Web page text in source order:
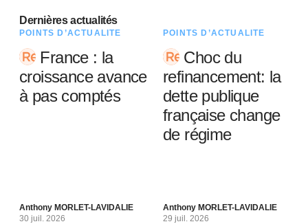
Dernières actualités
POINTS D’ACTUALITÉ
France : la
croissance avance
à pas comptés
Anthony MORLET-LAVIDALIE
30 juil. 2026
POINTS D’ACTUALITÉ
Choc du
refinancement: la
dette publique
française change
de régime
Anthony MORLET-LAVIDALIE
29 juil. 2026